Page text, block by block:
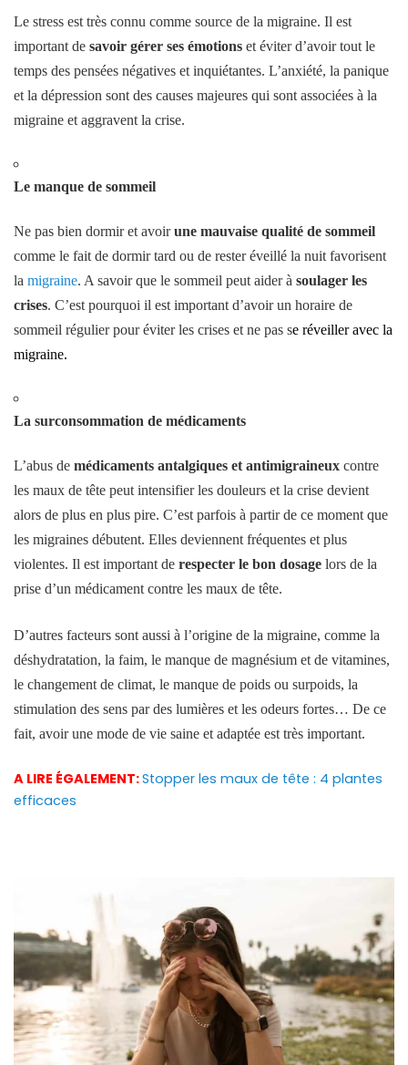
Le stress est très connu comme source de la migraine. Il est
important de savoir gérer ses émotions et éviter d’avoir tout le
temps des pensées négatives et inquiétantes. L’anxiété, la panique
et la dépression sont des causes majeures qui sont associées à la
migraine et aggravent la crise.
Le manque de sommeil
Ne pas bien dormir et avoirune mauvaise qualité de sommeil
comme le fait de dormir tard ou de rester éveillé la nuit favorisent
la migraine. A savoir que le sommeil peut aider à soulager les
crises. C’est pourquoi il est important d’avoir un horaire de
sommeil régulier pour éviter les crises et ne pas se réveiller avec la
migraine.
La surconsommation de médicaments
L’abus de médicaments antalgiques et antimigraineux contre
les maux de tête peut intensifier les douleurs et la crise devient
alors de plus en plus pire. C’est parfois à partir de ce moment que
les migraines débutent. Elles deviennent fréquentes et plus
violentes. Il est important de respecter le bon dosage lors de la
prise d’un médicament contre les maux de tête.
D’autres facteurs sont aussi à l’origine de la migraine, comme la
déshydratation, la faim, le manque de magnésium et de vitamines,
le changement de climat, le manque de poids ou surpoids, la
stimulation des sens par des lumières et les odeurs fortes… De ce
fait, avoir une mode de vie saine et adaptée est très important.
A LIRE ÉGALEMENT:Stopper les maux de tête : 4 plantes
efficaces